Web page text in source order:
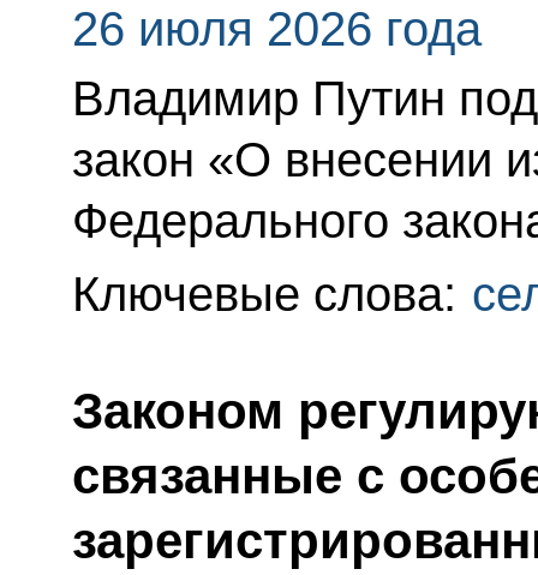
26 июля 2026 года
Владимир Путин
закон «О внесении
Федерального
Ключевые слова:
Законом
связанные с